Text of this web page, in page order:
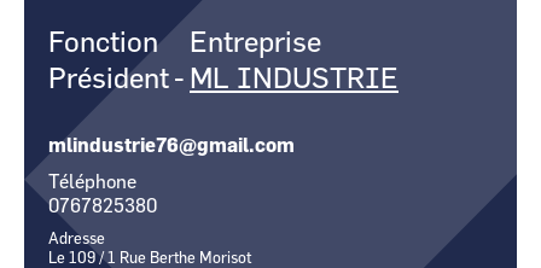
Occitanie
CCI Business
Pays de la Loire
CCI Business
Occitanie
CCI Business
Pays de la Loire
Fonction
Président -
Entreprise
ML INDUSTRIE
mlindustrie76@gmail.com
Téléphone
0767825380
Adresse
Le 109 / 1 Rue Berthe Morisot